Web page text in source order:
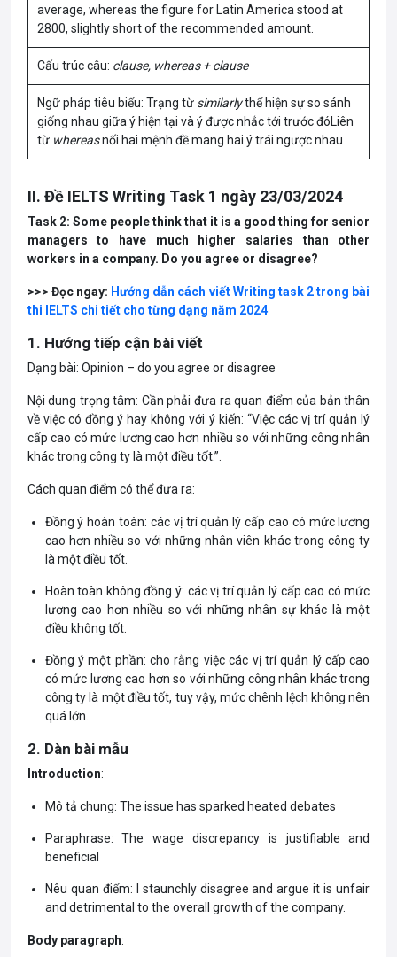
average, whereas the figure for Latin America stood at
2800, slightly short of the recommended amount.
Cấu trúc câu: clause, whereas + clause
Ngữ pháp tiêu biểu: Trạng từ similarlythể hiện sự so sánh
giống nhau giữa ý hiện tại và ý được nhắc tới trước đóLiên
từ whereasnối hai mệnh đề mang hai ý trái ngược nhau
II. Đề IELTS Writing Task 1 ngày 23/03/2024
Task 2: Some people think that it is a good thing for senior
managers to have much higher salaries than other
workers in a company. Do you agree or disagree?
>>> Đọc ngay: Hướng dẫn cách viết Writing task 2 trong bài
thi IELTS chi tiết cho từng dạng năm 2024
1. Hướng tiếp cận bài viết
Dạng bài: Opinion – do you agree or disagree
Nội dung trọng tâm: Cần phải đưa ra quan điểm của bản thân
về việc có đồng ý hay không với ý kiến: “Việc các vị trí quản lý
cấp cao có mức lương cao hơn nhiều so với những công nhân
khác trong công ty là một điều tốt.”.
Cách quan điểm có thể đưa ra:
Đồng ý hoàn toàn: các vị trí quản lý cấp cao có mức lương
cao hơn nhiều so với những nhân viên khác trong công ty
là một điều tốt.
Hoàn toàn không đồng ý: các vị trí quản lý cấp cao có mức
lương cao hơn nhiều so với những nhân sự khác là một
điều không tốt.
Đồng ý một phần: cho rằng việc các vị trí quản lý cấp cao
có mức lương cao hơn so với những công nhân khác trong
công ty là một điều tốt, tuy vậy, mức chênh lệch không nên
quá lớn.
2. Dàn bài mẫu
Introduction:
Mô tả chung: The issue has sparked heated debates
Paraphrase: The wage discrepancy is justifiable and
beneficial
Nêu quan điểm: I staunchly disagree and argue it is unfair
and detrimental to the overall growth of the company.
Body paragraph: